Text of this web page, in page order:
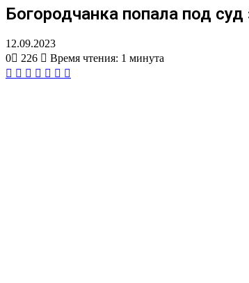
Богородчанка попала под
12.09.2023
0
226
Время чтения: 1 минута
Вконтакте
Одноклассники
WhatsApp
Telegram
ViberПоделиться